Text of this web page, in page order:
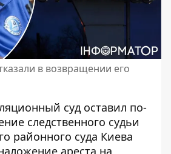
в возвращении его
суд оставил по-
следственного судьи
районного суда Киева
ареста на